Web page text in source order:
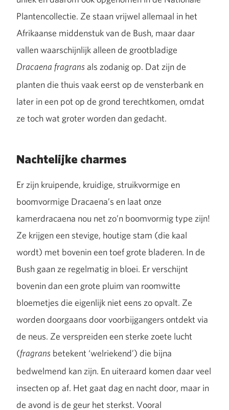
Plantencollectie. Ze staan vrijwel allemaal in het
Afrikaanse middenstuk van de Bush, maar daar
vallen waarschijnlijk alleen de grootbladige
Dracaena fragrans als zodanig op. Dat zijn de
planten die thuis vaak eerst op de vensterbank en
later in een pot op de grond terechtkomen, omdat
ze toch wat groter worden dan gedacht.
Nachtelijke charmes
Er zijn kruipende, kruidige, struikvormige en
boomvormige Dracaena’s en laat onze
kamerdracaena nou net zo’n boomvormig type zijn!
Ze krijgen een stevige, houtige stam (die kaal
wordt) met bovenin een toef grote bladeren. In de
Bush gaan ze regelmatig in bloei. Er verschijnt
bovenin dan een grote pluim van roomwitte
bloemetjes die eigenlijk niet eens zo opvalt. Ze
worden doorgaans door voorbijgangers ontdekt via
de neus. Ze verspreiden een sterke zoete lucht
(fragrans betekent ‘welriekend’) die bijna
bedwelmend kan zijn. En uiteraard komen daar veel
insecten op af. Het gaat dag en nacht door, maar in
de avond is de geur het sterkst. Vooral